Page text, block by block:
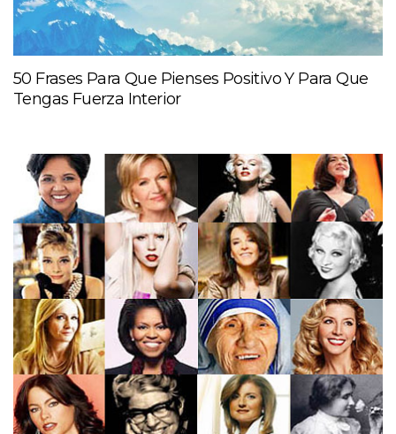
50 Frases Para Que Pienses Positivo Y Para Que
Tengas Fuerza Interior